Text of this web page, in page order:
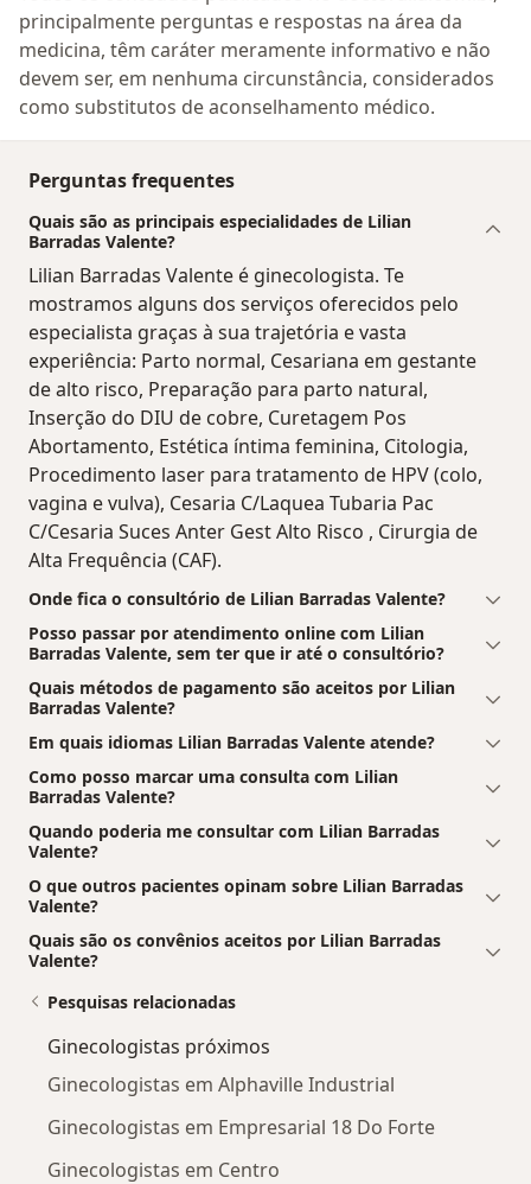
principalmente perguntas e respostas na área da
medicina, têm caráter meramente informativo e não
devem ser, em nenhuma circunstância, considerados
como substitutos de aconselhamento médico.
Perguntas frequentes
Quais são as principais especialidades de Lilian
Barradas Valente?
Lilian Barradas Valente é ginecologista. Te
mostramos alguns dos serviços oferecidos pelo
especialista graças à sua trajetória e vasta
experiência: Parto normal, Cesariana em gestante
de alto risco, Preparação para parto natural,
Inserção do DIU de cobre, Curetagem Pos
Abortamento, Estética íntima feminina, Citologia,
Procedimento laser para tratamento de HPV (colo,
vagina e vulva), Cesaria C/Laquea Tubaria Pac
C/Cesaria Suces Anter Gest Alto Risco , Cirurgia de
Alta Frequência (CAF).
Onde fica o consultório de Lilian Barradas Valente?
Posso passar por atendimento online com Lilian
Barradas Valente, sem ter que ir até o consultório?
Quais métodos de pagamento são aceitos por Lilian
Barradas Valente?
Em quais idiomas Lilian Barradas Valente atende?
Como posso marcar uma consulta com Lilian
Barradas Valente?
Quando poderia me consultar com Lilian Barradas
Valente?
O que outros pacientes opinam sobre Lilian Barradas
Valente?
Quais são os convênios aceitos por Lilian Barradas
Valente?
Pesquisas relacionadas
Ginecologistas próximos
Ginecologistas em Alphaville Industrial
Ginecologistas em Empresarial 18 Do Forte
Ginecologistas em Centro